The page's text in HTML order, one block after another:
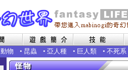
動物 • 昆蟲 • 亞人種 • 巨人類 • 不死系